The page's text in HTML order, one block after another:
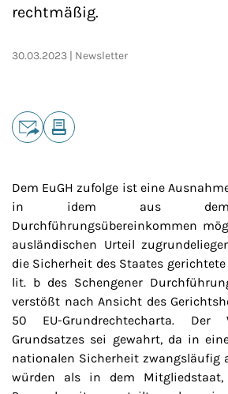
rechtmäßig.
30.03.2023 Newsletter
Teilen
Dem EuGH zufolge ist eine
in idem aus dem
Durchführungsübereinkommen
ausländischen Urteil
die Sicherheit des Staates
lit. b des Schengener
verstößt nach Ansicht des
50 EU-Grundrechtecharta. Der
Grundsatzes sei gewahrt, da in
nationalen Sicherheit zwangsläufig
würden als in dem